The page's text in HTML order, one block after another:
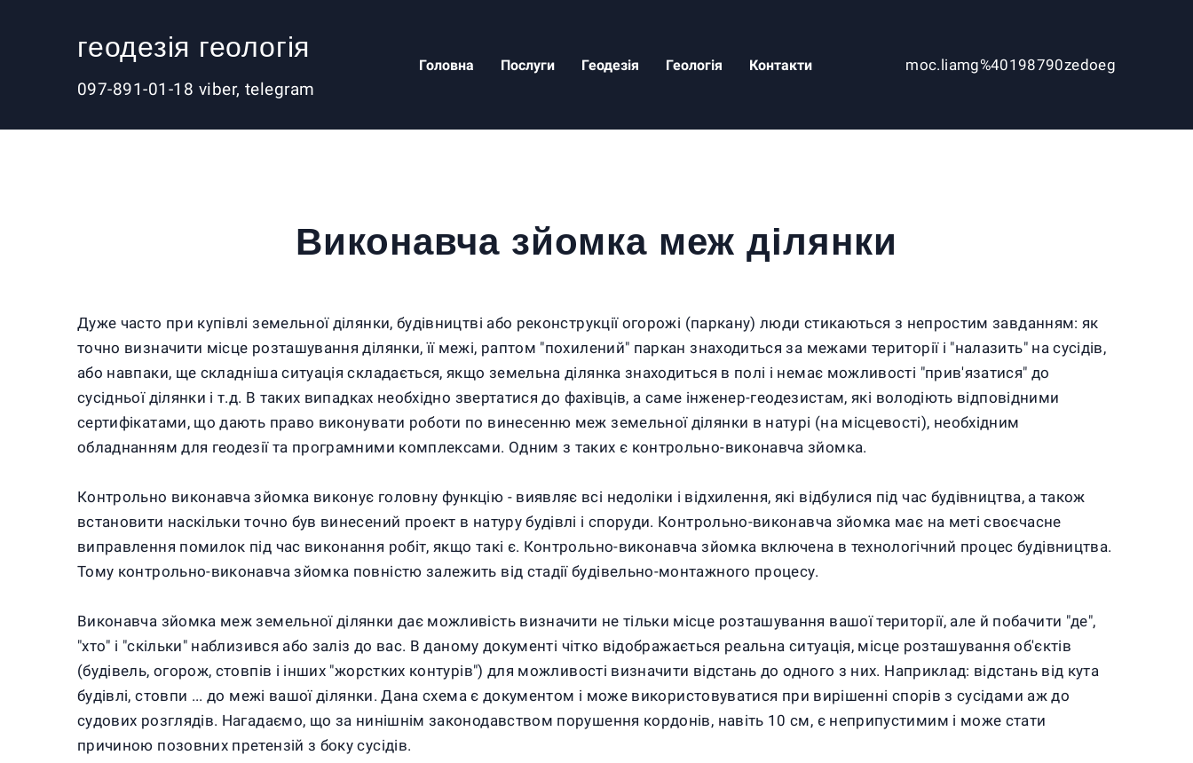
геодезія геологія
097-891-01-18 viber, telegram
Головна Послуги Геодезія Геологія Контакти moc.liamg%40198790zedoeg
Виконавча зйомка меж ділянки
Дуже часто при купівлі земельної ділянки, будівництві або реконструкції огорожі (паркану) люди стикаються з непростим завданням: як
точно визначити місце розташування ділянки, її межі, раптом "похилений" паркан знаходиться за межами території і "налазить" на сусідів,
або навпаки, ще складніша ситуація складається, якщо земельна ділянка знаходиться в полі і немає можливості "прив'язатися" до
сусідньої ділянки і т.д. В таких випадках необхідно звертатися до фахівців, а саме інженер-геодезистам, які володіють відповідними
сертифікатами, що дають право виконувати роботи по винесенню меж земельної ділянки в натурі (на місцевості), необхідним
обладнанням для геодезії та програмними комплексами. Одним з таких є контрольно-виконавча зйомка.
Контрольно виконавча зйомка виконує головну функцію - виявляє всі недоліки і відхилення, які відбулися під час будівництва, а також
встановити наскільки точно був винесений проект в натуру будівлі і споруди. Контрольно-виконавча зйомка має на меті своєчасне
виправлення помилок під час виконання робіт, якщо такі є. Контрольно-виконавча зйомка включена в технологічний процес будівництва.
Тому контрольно-виконавча зйомка повністю залежить від стадії будівельно-монтажного процесу.
Виконавча зйомка меж земельної ділянки дає можливість визначити не тільки місце розташування вашої території, але й побачити "де",
"хто" і "скільки" наблизився або заліз до вас. В даному документі чітко відображається реальна ситуація, місце розташування об'єктів
(будівель, огорож, стовпів і інших "жорстких контурів") для можливості визначити відстань до одного з них. Наприклад: відстань від кута
будівлі, стовпи ... до межі вашої ділянки. Дана схема є документом і може використовуватися при вирішенні спорів з сусідами аж до
судових розглядів. Нагадаємо, що за нинішнім законодавством порушення кордонів, навіть 10 см, є неприпустимим і може стати
причиною позовних претензій з боку сусідів.